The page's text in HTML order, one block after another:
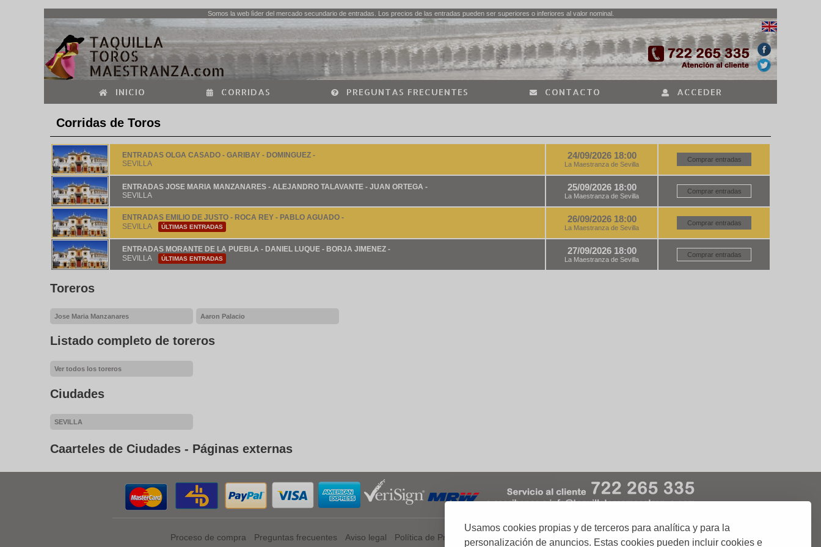
Usamos cookies propias y de terceros para analítica y para la
personalización de anuncios. Estas cookies pueden incluir cookies e
Somos la web lìder del mercado secundario de entradas. Los precios de las entradas pueden ser superiores o inferiores al valor nominal.
INICIO CORRIDAS PREGUNTAS FRECUENTES CONTACTO ACCEDER
Corridas de Toros
ENTRADAS OLGA CASADO - GARIBAY - DOMINGUEZ -
SEVILLA
24/09/2026 18:00
La Maestranza de Sevilla
Comprar entradas
ENTRADAS JOSE MARIA MANZANARES - ALEJANDRO TALAVANTE - JUAN ORTEGA -
SEVILLA
25/09/2026 18:00
La Maestranza de Sevilla
Comprar entradas
ENTRADAS EMILIO DE JUSTO - ROCA REY - PABLO AGUADO -
SEVILLA
ÚLTIMAS ENTRADAS
26/09/2026 18:00
La Maestranza de Sevilla
Comprar entradas
ENTRADAS MORANTE DE LA PUEBLA - DANIEL LUQUE - BORJA JIMENEZ -
SEVILLA
ÚLTIMAS ENTRADAS
27/09/2026 18:00
La Maestranza de Sevilla
Comprar entradas
Toreros
Jose Maria Manzanares Aaron Palacio
Listado completo de toreros
Ver todos los toreros
Ciudades
SEVILLA
Caarteles de Ciudades - Páginas externas
Proceso de compra Preguntas frecuentes Aviso legal Política de Privacidad Política de Cookies Condiciones de Uso